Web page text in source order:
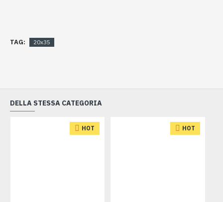
TAG: 20x35
DELLA STESSA CATEGORIA
HOT HOT